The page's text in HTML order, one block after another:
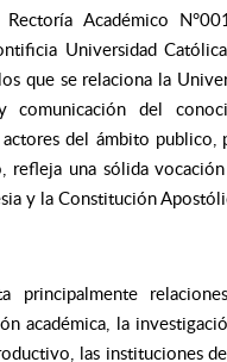
Académico
Universidad
que se relaciona la
del
del ámbito
refleja una sólida
y la Constitución
principalmente
académica, la
las instituciones